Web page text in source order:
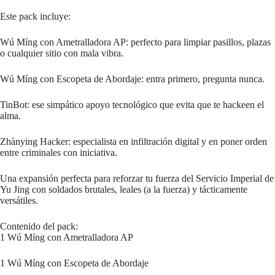
Este pack incluye:
Wú Míng con Ametralladora AP: perfecto para limpiar pasillos, plazas
o cualquier sitio con mala vibra.
Wú Míng con Escopeta de Abordaje: entra primero, pregunta nunca.
TinBot: ese simpático apoyo tecnológico que evita que te hackeen el
alma.
Zhànying Hacker: especialista en infiltración digital y en poner orden
entre criminales con iniciativa.
Una expansión perfecta para reforzar tu fuerza del Servicio Imperial de
Yu Jing con soldados brutales, leales (a la fuerza) y tácticamente
versátiles.
Contenido del pack:
1 Wú Míng con Ametralladora AP
1 Wú Míng con Escopeta de Abordaje